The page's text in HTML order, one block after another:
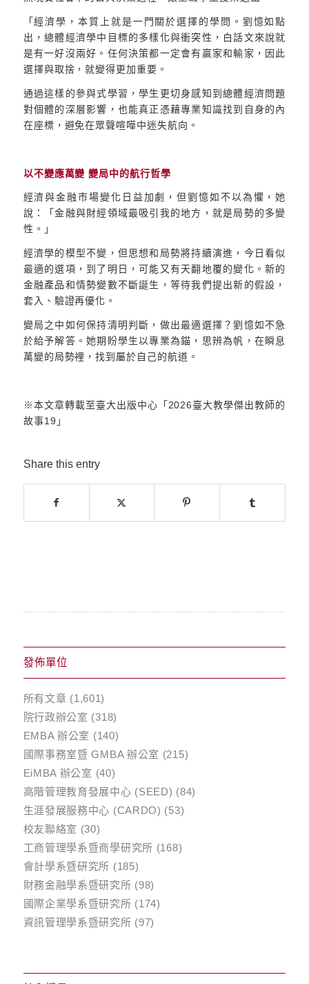
「經濟學，本質上就是一門關於選擇的學問。劉憶如點
出，總體經濟學中目標的多樣化與衝突性，白話文來說就
是有一好沒兩好。任何決策都一定會有贏家和輸家，因此
選擇與取捨，就變得更加重要。
通過這樣的參與式學習，學生更切身感知到總體經濟問題
對個體的深層影響，也能真正憑藉專業知識找到自身的內
在座標，避免在眾聲喧嘩中迷失航向。
以不變應萬變 變局中的航行哲學
經濟與金融市場變化日益加劇，但劉憶如不以為懼，她
說：「金融與財經領域最吸引我的地方，就是局勢的多變
性。」
經濟學的模型不變，但思想和局勢將持續演進，今日看似
最適的選項，到了明日，可能又有天翻地覆的變化。新的
金融產品和情勢變數不斷誕生，等待我們提出新的假設，
套入、驗證再優化。
變局之中如何保持清明判斷，做出最適選擇？劉憶如不急
於給予解答。她期盼學生以專業為錨，思辨為帆，在瞬息
萬變的局勢裡，找到屬於自己的航道。
※本文章轉載至臺大出版中心「2026臺大教學傑出教師的
故事19」
Share this entry
發佈單位
所有文章 (1,601)
院行政辦公室 (318)
EMBA 辦公室 (140)
國際事務室暨 GMBA 辦公室 (215)
EiMBA 辦公室 (40)
高階管理教育發展中心 (SEED) (84)
生涯發展服務中心 (CARDO) (53)
校友聯絡室 (30)
工商管理學系暨商學研究所 (168)
會計學系暨研究所 (185)
財務金融學系暨研究所 (98)
國際企業學系暨研究所 (174)
資訊管理學系暨研究所 (97)